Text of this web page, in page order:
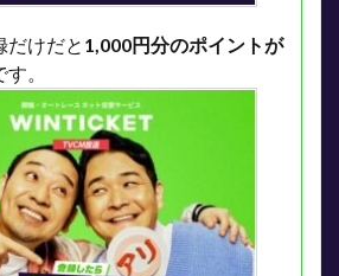
だけだと 1,000円分のポイントが
す。